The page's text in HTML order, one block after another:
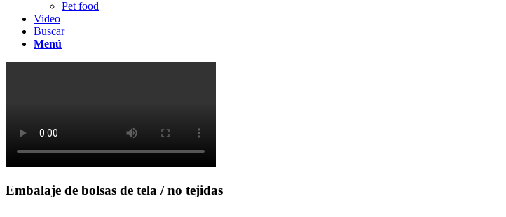
Pet food
Video
Buscar
Menú
Embalaje de bolsas de tela / no tejidas